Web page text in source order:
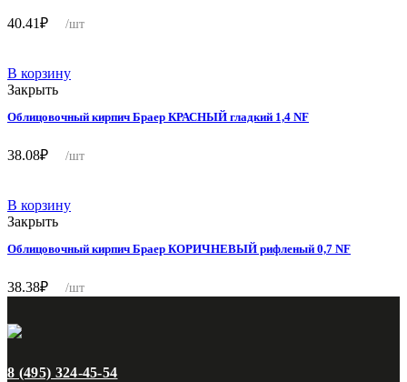
40.41₽ /шт
В корзину
Закрыть
Облицовочный кирпич Браер КРАСНЫЙ гладкий 1,4 NF
38.08₽ /шт
В корзину
Закрыть
Облицовочный кирпич Браер КОРИЧНЕВЫЙ рифленый 0,7 NF
38.38₽ /шт
8 (495) 324-45-54